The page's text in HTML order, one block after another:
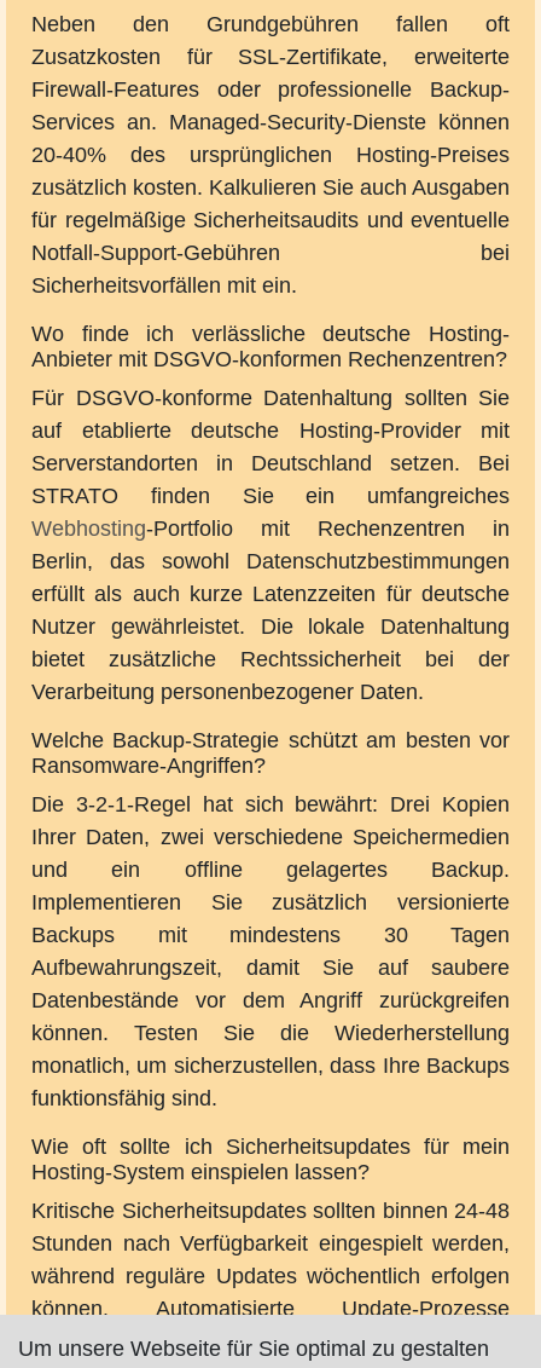
Neben den Grundgebühren fallen oft
Zusatzkosten für SSL-Zertifikate, erweiterte
Firewall-Features oder professionelle Backup-
Services an. Managed-Security-Dienste können
20-40% des ursprünglichen Hosting-Preises
zusätzlich kosten. Kalkulieren Sie auch Ausgaben
für regelmäßige Sicherheitsaudits und eventuelle
Notfall-Support-Gebühren bei
Sicherheitsvorfällen mit ein.
Wo finde ich verlässliche deutsche Hosting-
Anbieter mit DSGVO-konformen Rechenzentren?
Für DSGVO-konforme Datenhaltung sollten Sie
auf etablierte deutsche Hosting-Provider mit
Serverstandorten in Deutschland setzen. Bei
STRATO finden Sie ein umfangreiches
Webhosting-Portfolio mit Rechenzentren in
Berlin, das sowohl Datenschutzbestimmungen
erfüllt als auch kurze Latenzzeiten für deutsche
Nutzer gewährleistet. Die lokale Datenhaltung
bietet zusätzliche Rechtssicherheit bei der
Verarbeitung personenbezogener Daten.
Welche Backup-Strategie schützt am besten vor
Ransomware-Angriffen?
Die 3-2-1-Regel hat sich bewährt: Drei Kopien
Ihrer Daten, zwei verschiedene Speichermedien
und ein offline gelagertes Backup.
Implementieren Sie zusätzlich versionierte
Backups mit mindestens 30 Tagen
Aufbewahrungszeit, damit Sie auf saubere
Datenbestände vor dem Angriff zurückgreifen
können. Testen Sie die Wiederherstellung
monatlich, um sicherzustellen, dass Ihre Backups
funktionsfähig sind.
Wie oft sollte ich Sicherheitsupdates für mein
Hosting-System einspielen lassen?
Kritische Sicherheitsupdates sollten binnen 24-48
Stunden nach Verfügbarkeit eingespielt werden,
während reguläre Updates wöchentlich erfolgen
können. Automatisierte Update-Prozesse
reduzieren das Risiko menschlicher Fehler
Um unsere Webseite für Sie optimal zu gestalten